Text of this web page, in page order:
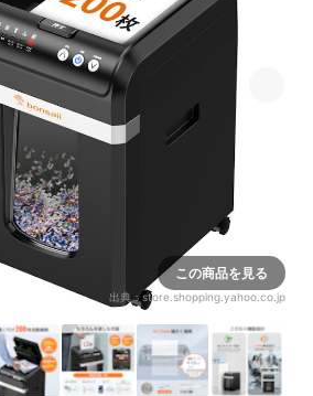
この商品を見る
出典：store.shopping.yahoo.co.jp